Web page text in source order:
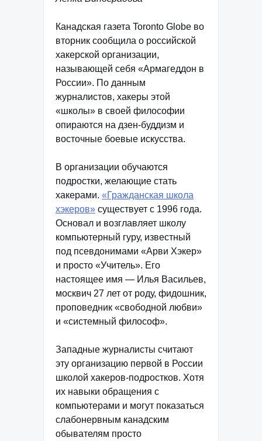
Канадская газета Toronto Globe во
вторник сообщила о российской
хакерской организации,
называющей себя «Армагеддон в
России». По данным
журналистов, хакеры этой
«школы» в своей философии
опираются на дзен-буддизм и
восточные боевые искусства.
В организации обучаются
подростки, желающие стать
хакерами. «Гражданская школа
хэкеров» существует с 1996 года.
Основал и возглавляет школу
компьютерный гуру, известный
под псевдонимами «Арви Хэкер»
и просто «Учитель». Его
настоящее имя — Илья Васильев,
москвич 27 лет от роду, фидошник,
проповедник «свободной любви»
и «системный философ».
Западные журналисты считают
эту организацию первой в России
школой хакеров-подростков. Хотя
их навыки обращения с
компьютерами и могут показаться
слабонервным канадским
обывателям просто